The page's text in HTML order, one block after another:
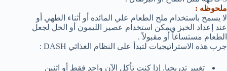
ملحوظه :
لا يسمح باستخدام ملح الطعام علي المائده أو أثناء الطهي أو
عند إعداد الخبز ويمكن استخدام عصير الليمون أو الخل لجعل
الطعام مستساغاً أو مقبولاً .
جرب هذه الاستراتيجيات لتبدأ على النظام الغذائي DASH :
تغيير تدريجيا. إذا كنت تأكل الآن واحد فقط أو اثنين